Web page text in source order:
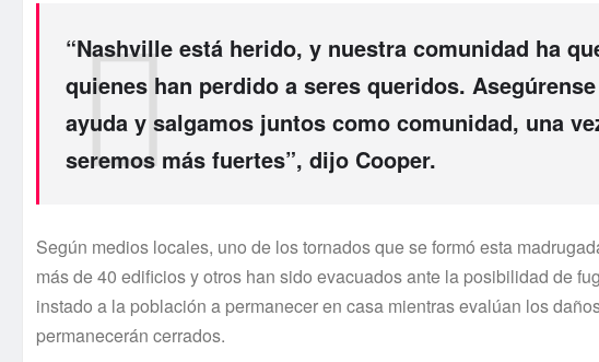
“Nashville está herido, y nuestra comunidad ha
quienes han perdido a seres queridos.
ayuda y salgamos juntos como comunidad, una
seremos más fuertes”, dijo Cooper.
Según medios locales, uno de los tornados que se formó esta
más de 40 edificios y otros han sido evacuados ante la posibilidad de
instado a la población a permanecer en casa mientras evalúan los
permanecerán cerrados.